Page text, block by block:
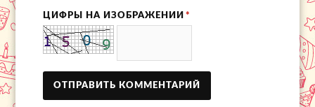
ЦИФРЫ НА ИЗОБРАЖЕНИИ *